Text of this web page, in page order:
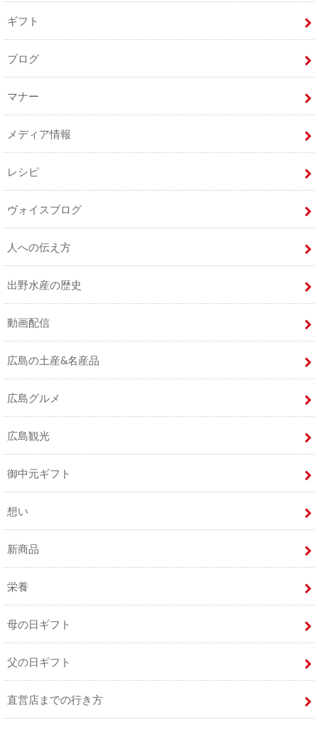
ギフト
ブログ
マナー
メディア情報
レシピ
ヴォイスブログ
人への伝え方
出野水産の歴史
動画配信
広島の土産&名産品
広島グルメ
広島観光
御中元ギフト
想い
新商品
栄養
母の日ギフト
父の日ギフト
直営店までの行き方